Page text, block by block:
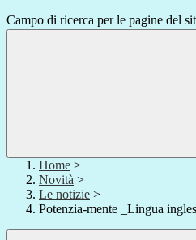
Campo di ricerca per le pagine del
Home >
Novità >
Le notizie >
Potenzia-mente _Lingua